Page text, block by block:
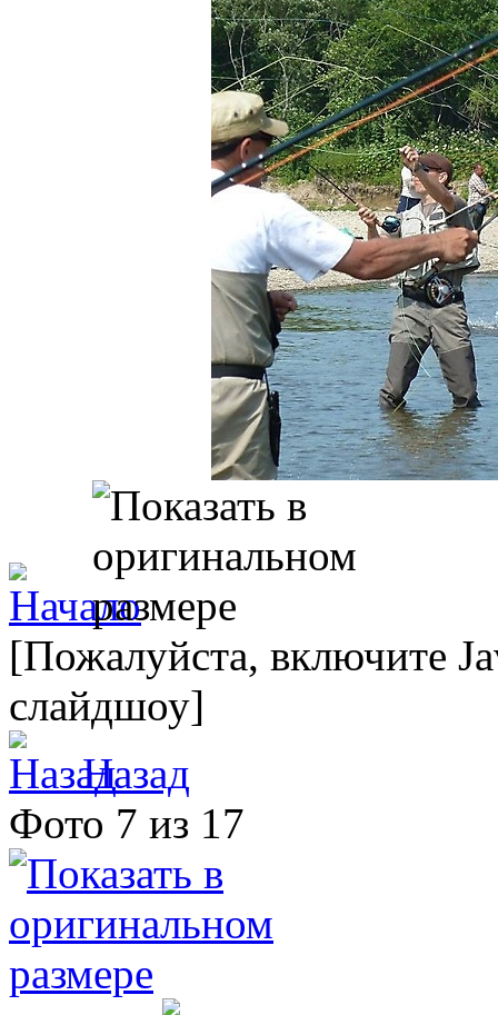
[Пожалуйста, включите
слайдшоу]
Назад
Фото 7 из 17